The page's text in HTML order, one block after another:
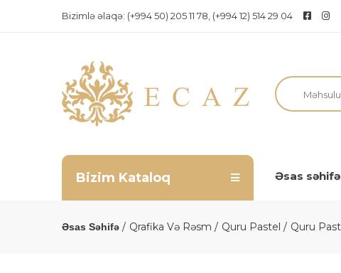
Bizimlə əlaqə: (+994 50) 205 11 78, (+994 12) 514 29 04
Bizim Kataloq Əsas səhifə
Əsas Səhifə Qrafika Və Rəsm Quru Pastel Quru